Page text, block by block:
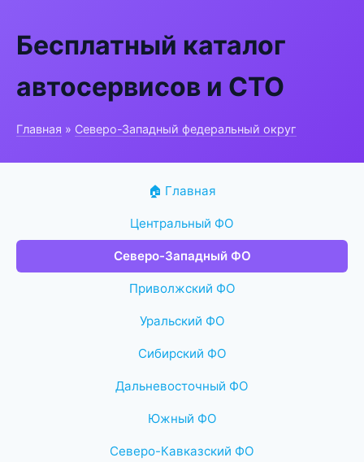
Бесплатный каталог
автосервисов и СТО
Главная » Северо-Западный федеральный округ
🏠 Главная
Центральный ФО
Северо-Западный ФО
Приволжский ФО
Уральский ФО
Сибирский ФО
Дальневосточный ФО
Южный ФО
Северо-Кавказский ФО